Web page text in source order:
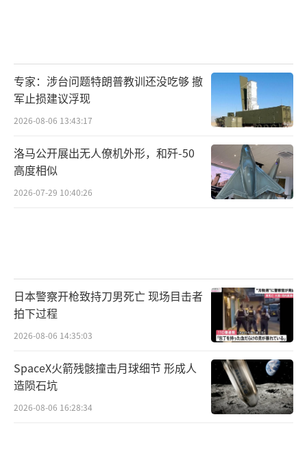
专家：涉台问题特朗普教训还没吃够 撤
军止损建议浮现
2026-08-06 13:43:17
洛马公开展出无人僚机外形，和歼-50
高度相似
2026-07-29 10:40:26
日本警察开枪致持刀男死亡 现场目击者
拍下过程
2026-08-06 14:35:03
SpaceX火箭残骸撞击月球细节 形成人
造陨石坑
2026-08-06 16:28:34